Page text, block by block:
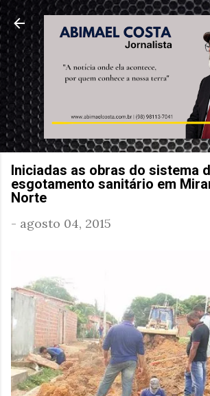
Pular para o conteúdo
Iniciadas as obras do sistema
esgotamento sanitário em
Norte
- agosto 04, 2015